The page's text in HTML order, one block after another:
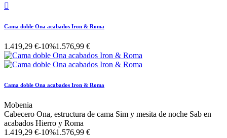

Cama doble Ona acabados Iron & Roma
1.419,29 €-10%1.576,99 €
Cama doble Ona acabados Iron & Roma
Mobenia
Cabecero Ona, estructura de cama Sim y mesita de noche Sab en
acabados Hierro y Roma
1.419,29 €-10%1.576,99 €